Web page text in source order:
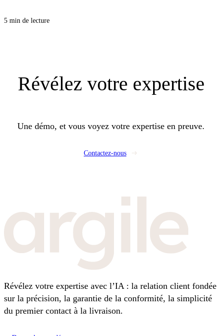
stations et l’équilibrage. Pour vos clients, c’est une facture plus stable et
5 min de lecture
Révélez votre expertise
Une démo, et vous voyez votre expertise en preuve.
Contactez-nous
Révélez votre expertise avec l’IA : la relation client fondée
sur la précision, la garantie de la conformité, la simplicité
du premier contact à la livraison.